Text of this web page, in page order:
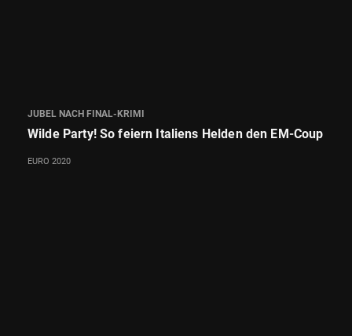
JUBEL NACH FINAL-KRIMI
Wilde Party! So feiern Italiens Helden den EM-Coup
EURO 2020